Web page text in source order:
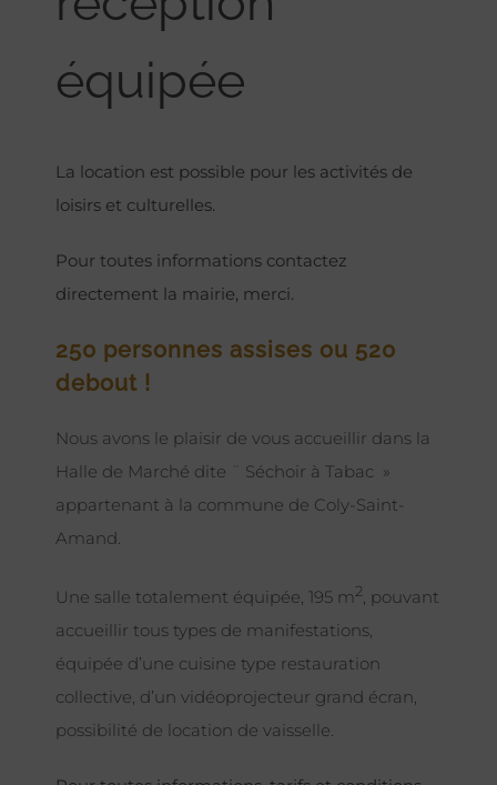
équipée
La location est possible pour les activités de
loisirs et culturelles.
Pour toutes informations contactez
directement la mairie, merci.
250 personnes assises ou 520
debout !
Nous avons le plaisir de vous accueillir dans la
Halle de Marché dite ¨ Séchoir à Tabac »
appartenant à la commune de Coly-Saint-
Amand.
Une salle totalement équipée, 195 m2, pouvant
accueillir tous types de manifestations,
équipée d’une cuisine type restauration
collective, d’un vidéoprojecteur grand écran,
possibilité de location de vaisselle.